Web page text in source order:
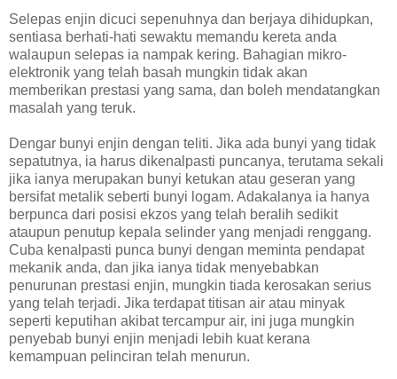
Selepas enjin dicuci sepenuhnya dan berjaya dihidupkan,
sentiasa berhati-hati sewaktu memandu kereta anda
walaupun selepas ia nampak kering. Bahagian mikro-
elektronik yang telah basah mungkin tidak akan
memberikan prestasi yang sama, dan boleh mendatangkan
masalah yang teruk.
Dengar bunyi enjin dengan teliti. Jika ada bunyi yang tidak
sepatutnya, ia harus dikenalpasti puncanya, terutama sekali
jika ianya merupakan bunyi ketukan atau geseran yang
bersifat metalik seberti bunyi logam. Adakalanya ia hanya
berpunca dari posisi ekzos yang telah beralih sedikit
ataupun penutup kepala selinder yang menjadi renggang.
Cuba kenalpasti punca bunyi dengan meminta pendapat
mekanik anda, dan jika ianya tidak menyebabkan
penurunan prestasi enjin, mungkin tiada kerosakan serius
yang telah terjadi. Jika terdapat titisan air atau minyak
seperti keputihan akibat tercampur air, ini juga mungkin
penyebab bunyi enjin menjadi lebih kuat kerana
kemampuan pelinciran telah menurun.